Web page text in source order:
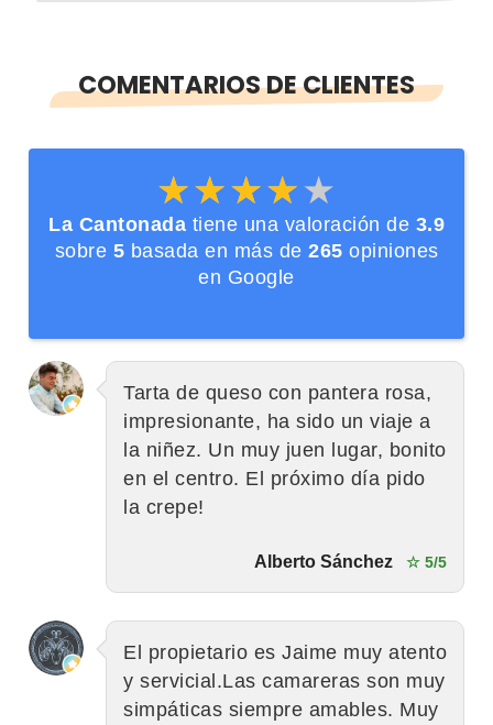
COMENTARIOS DE CLIENTES
★★★★★
★★★★★
La Cantonada tiene una valoración de 3.9
sobre 5 basada en más de 265 opiniones
en Google
Tarta de queso con pantera rosa,
impresionante, ha sido un viaje a
la niñez. Un muy juen lugar, bonito
en el centro. El próximo día pido
la crepe!
Alberto Sánchez ☆ 5/5
El propietario es Jaime muy atento
y servicial.Las camareras son muy
simpáticas siempre amables. Muy